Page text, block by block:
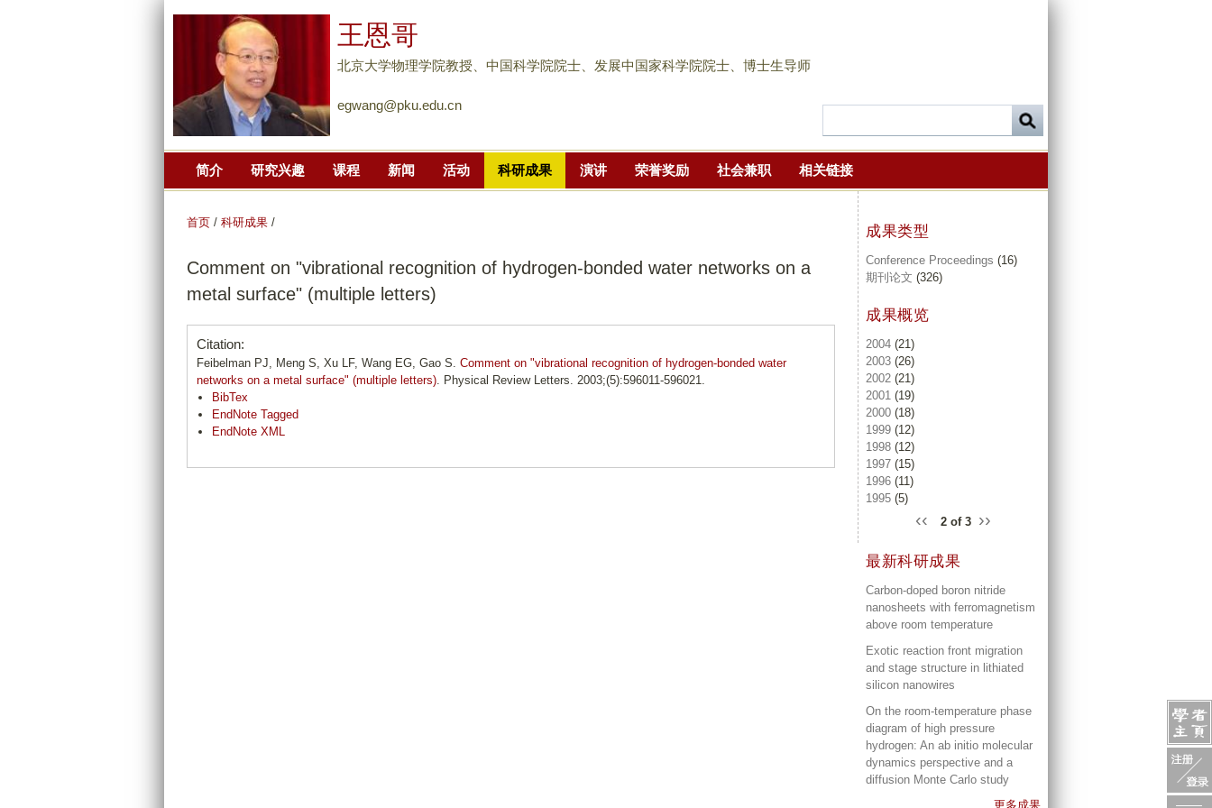
到
主
要
分
王恩哥
北京大学物理学院教授、中国科学院院士、发展中国家科学院院士、博士生导师
egwang@pku.edu.cn
简介 研究兴趣 课程 新闻 活动 科研成果 演讲 荣誉奖励 社会兼职 相关链接
首页 / 科研成果 /
Comment on "vibrational recognition of hydrogen-bonded water networks on a
metal surface" (multiple letters)
Citation:
Feibelman PJ, Meng S, Xu LF, Wang EG, Gao S. Comment on "vibrational recognition of hydrogen-bonded water
networks on a metal surface" (multiple letters). Physical Review Letters. 2003;(5):596011-596021.
BibTex
EndNote Tagged
EndNote XML
成果类型
Conference Proceedings (16)
期刊论文 (326)
成果概览
2004 (21)
2003 (26)
2002 (21)
2001 (19)
2000 (18)
1999 (12)
1998 (12)
1997 (15)
1996 (11)
1995 (5)
‹‹ 2 of 3 ››
最新科研成果
Carbon-doped boron nitride
nanosheets with ferromagnetism
above room temperature
Exotic reaction front migration
and stage structure in lithiated
silicon nanowires
On the room-temperature phase
diagram of high pressure
hydrogen: An ab initio molecular
dynamics perspective and a
diffusion Monte Carlo study
更多成果